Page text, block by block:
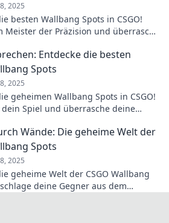
2025
besten Wallbang Spots in CSGO!
Meister der Präzision und überrasche
Entdecke die besten
Spots
2025
geheimen Wallbang Spots in CSGO!
Spiel und überrasche deine
Wände: Die geheime Welt der
Spots
2025
geheime Welt der CSGO Wallbang
deine Gegner aus dem